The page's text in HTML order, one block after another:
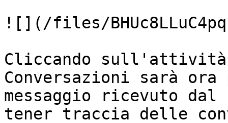
![](/files/
Cliccando sull'attività
Conversazioni sarà
messaggio ricevuto
tener traccia delle